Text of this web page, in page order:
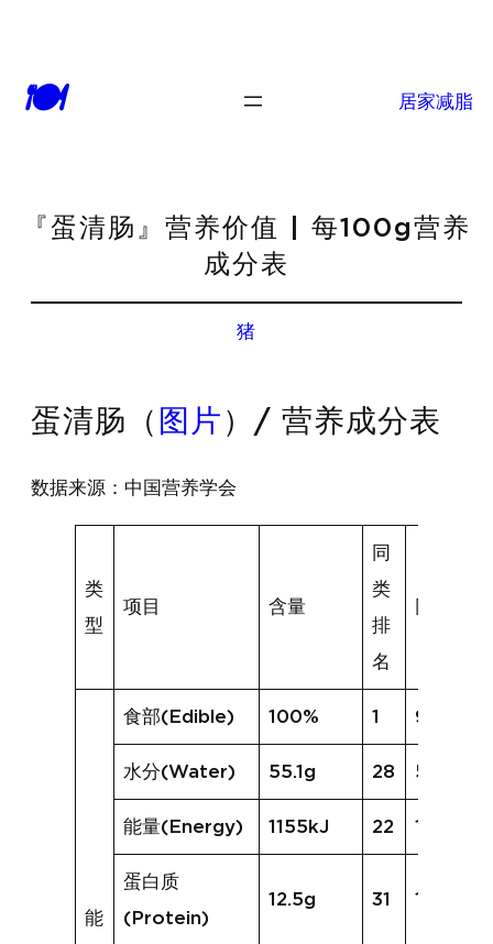
🍽 居家减脂
『蛋清肠』营养价值 | 每100g营养
成分表
猪
蛋清肠（ 图片 ）/ 营养成分表
数据来源：中国营养学会
类
型
项目 含量
同
类
排
名
能
食部(Edible) 100% 1 93%
水分(Water) 55.1g 28 55.1g
能量(Energy) 1155kJ 22 1164kJ
蛋白质
(Protein)
12.5g 31 15.7g